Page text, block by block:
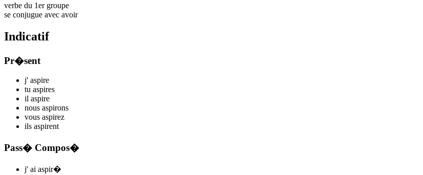
verbe du 1er groupe
se conjugue avec avoir
Indicatif
Pr�sent
j' aspire
tu aspires
il aspire
nous aspirons
vous aspirez
ils aspirent
Pass� Compos�
j' ai aspir�